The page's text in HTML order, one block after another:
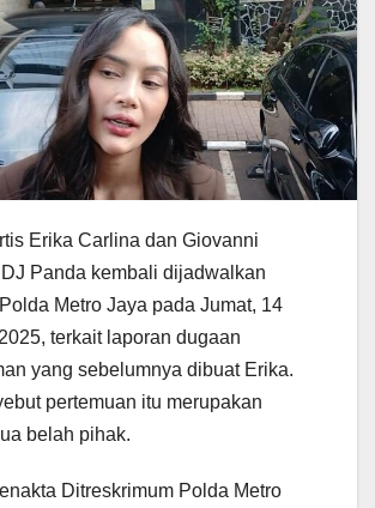
Erika Carlina dan Giovanni
Panda kembali dijadwalkan
Metro Jaya pada Jumat, 14
terkait laporan dugaan
yang sebelumnya dibuat Erika.
pertemuan itu merupakan
belah pihak.
Ditreskrimum Polda Metro